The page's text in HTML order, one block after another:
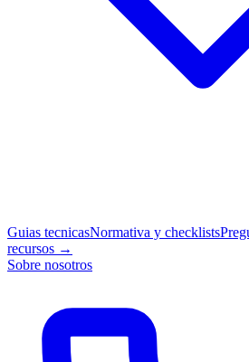
Guias tecnicasNormativa y checklists
recursos →
Sobre nosotros